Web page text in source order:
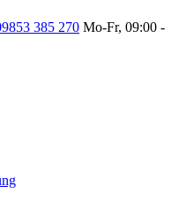
385 270 Mo-Fr, 09:00 -